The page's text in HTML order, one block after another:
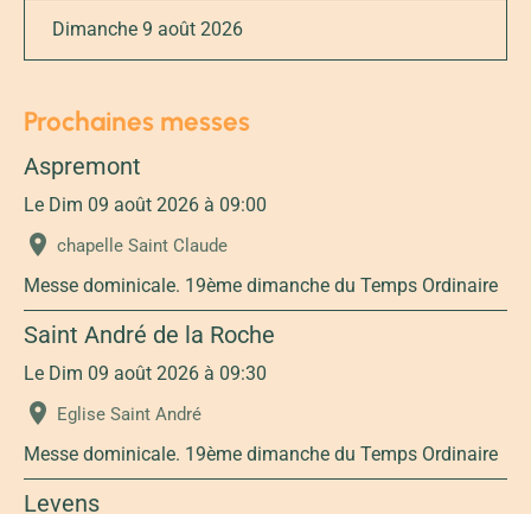
Dimanche 9 août 2026
Prochaines messes
Aspremont
Le Dim 09 août 2026 à 09:00
chapelle Saint Claude
Messe dominicale. 19ème dimanche du Temps Ordinaire
Saint André de la Roche
Le Dim 09 août 2026 à 09:30
Eglise Saint André
Messe dominicale. 19ème dimanche du Temps Ordinaire
Levens